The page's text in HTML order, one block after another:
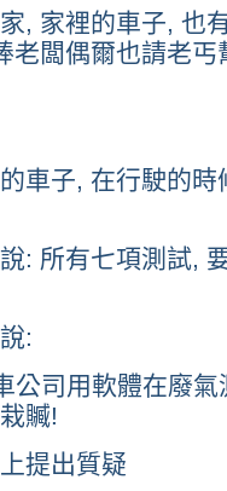
, 家裡的車子, 也
老闆偶爾也請老
車子, 在行駛的
: 所有七項測試,
:
公司用軟體在廢
贓!
提出質疑